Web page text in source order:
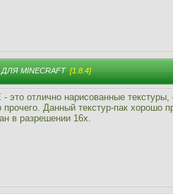
MINECRAFT [1.8.4]
- это отлично нарисованные
прочего. Данный текстур-пак хорошо
в разрешении 16x.